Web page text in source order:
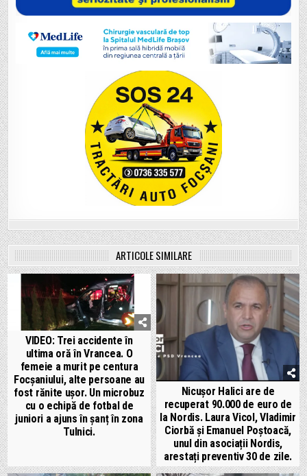
ARTICOLE SIMILARE
VIDEO: Trei accidente în
ultima oră în Vrancea. O
femeie a murit pe centura
Focșaniului, alte persoane au
fost rănite ușor. Un microbuz
cu o echipă de fotbal de
juniori a ajuns în șanț în zona
Tulnici.
Nicușor Halici are de
recuperat 90.000 de euro de
la Nordis. Laura Vicol, Vladimir
Ciorbă și Emanuel Poștoacă,
unul din asociații Nordis,
arestați preventiv 30 de zile.